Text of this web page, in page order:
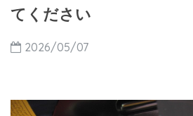
てください
2026/05/07